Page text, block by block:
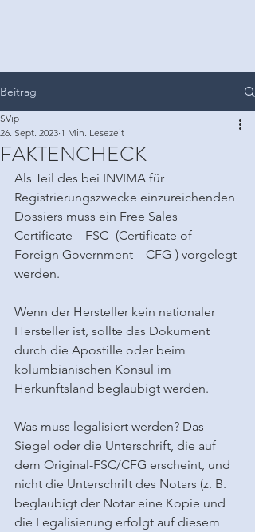
Beitrag
FAKTENCHECK
SVip
26. Sept. 2023 1 Min. Lesezeit
Als Teil des bei INVIMA für
Registrierungszwecke einzureichenden
Dossiers muss ein Free Sales
Certificate – FSC- (Certificate of
Foreign Government – ​​CFG-) vorgelegt
werden.
Wenn der Hersteller kein nationaler
Hersteller ist, sollte das Dokument
durch die Apostille oder beim
kolumbianischen Konsul im
Herkunftsland beglaubigt werden.
Was muss legalisiert werden? Das
Siegel oder die Unterschrift, die auf
dem Original-FSC/CFG erscheint, und
nicht die Unterschrift des Notars (z. B.
beglaubigt der Notar eine Kopie und
die Legalisierung erfolgt auf diesem